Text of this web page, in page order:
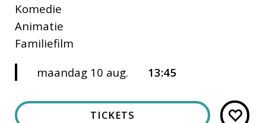
Komedie
Animatie
Familiefilm
maandag 10 aug. 13:45
TICKETS